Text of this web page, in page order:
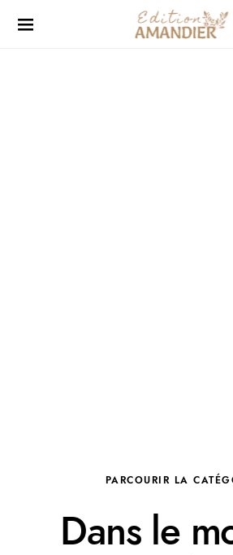
PARCOURIR LA
Dans le